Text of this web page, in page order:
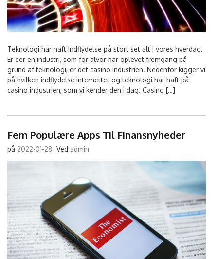
Teknologi har haft indflydelse på stort set alt i vores hverdag.
Er der en industri, som for alvor har oplevet fremgang på
grund af teknologi, er det casino industrien. Nedenfor kigger vi
på hvilken indflydelse internettet og teknologi har haft på
casino industrien, som vi kender den i dag. Casino […]
Fem Populære Apps Til Finansnyheder
på 2022-01-28 Ved admin